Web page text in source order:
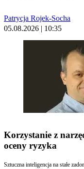
Patrycja Rojek-Socha
05.08.2026 | 10:35
Korzystanie z
oceny ryzyka
Sztuczna inteligencja na stałe